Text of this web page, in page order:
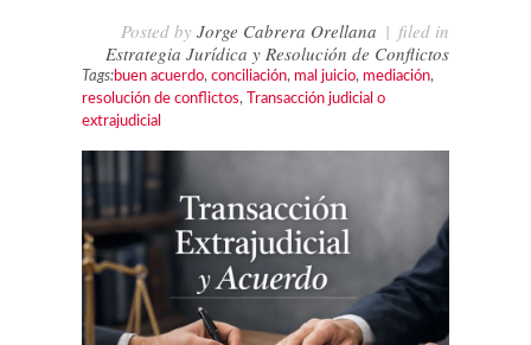
Posted by Jorge Cabrera Orellana | filed in
Estrategia Jurídica y Resolución de Conflictos
Tags:buen acuerdo, conciliación, mal juicio, mediación,
resolución de conflictos,
Transacción judicial o
extrajudicial